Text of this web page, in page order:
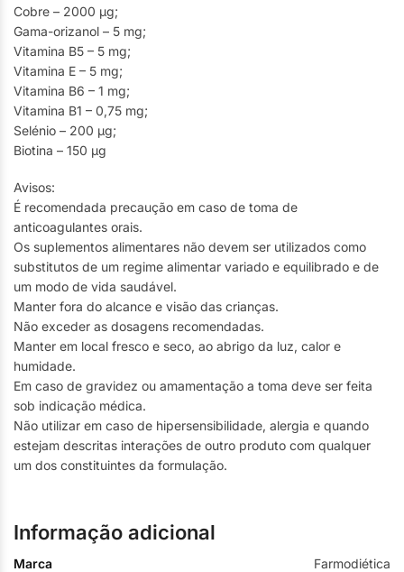
Cobre – 2000 μg;
Gama-orizanol – 5 mg;
Vitamina B5 – 5 mg;
Vitamina E – 5 mg;
Vitamina B6 – 1 mg;
Vitamina B1 – 0,75 mg;
Selénio – 200 μg;
Biotina – 150 μg
Avisos:
É recomendada precaução em caso de toma de
anticoagulantes orais.
Os suplementos alimentares não devem ser utilizados como
substitutos de um regime alimentar variado e equilibrado e de
um modo de vida saudável.
Manter fora do alcance e visão das crianças.
Não exceder as dosagens recomendadas.
Manter em local fresco e seco, ao abrigo da luz, calor e
humidade.
Em caso de gravidez ou amamentação a toma deve ser feita
sob indicação médica.
Não utilizar em caso de hipersensibilidade, alergia e quando
estejam descritas interações de outro produto com qualquer
um dos constituintes da formulação.
Informação adicional
Marca Farmodiética